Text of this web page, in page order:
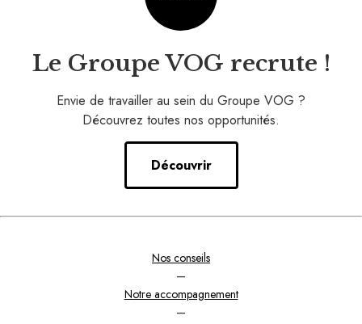
Le Groupe VOG recrute !
Envie de travailler au sein du Groupe VOG ?
Découvrez toutes nos opportunités.
Découvrir
Nos conseils
–
Notre accompagnement
–